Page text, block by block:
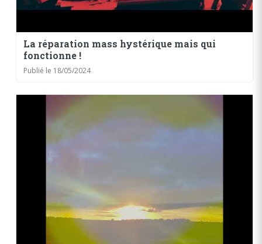
La réparation mass hystérique mais qui
fonctionne !
Publié le 18/05/2024